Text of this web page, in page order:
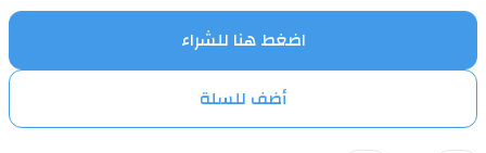
اضغط هنا للشراء
أضف للسلة